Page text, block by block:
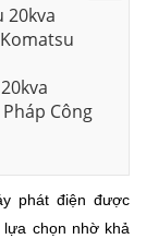
20kva
Công
phát điện được
lựa chọn nhờ khả